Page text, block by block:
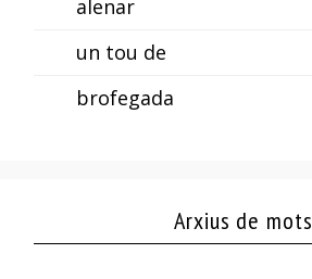
alenar
un tou de
brofegada
Arxius de mots